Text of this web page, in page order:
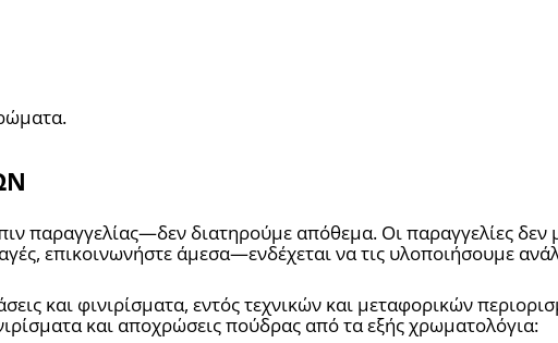
παραγγελίας—δεν διατηρούμε απόθεμα. Οι παραγγελίες
επικοινωνήστε άμεσα—ενδέχεται να τις υλοποιήσουμε
και αποχρώσεις πούδρας από τα εξής χρωματολόγια: